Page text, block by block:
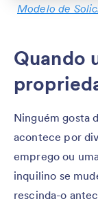
Modelo de
Quando
Ninguém gosta
acontece por
emprego ou
inquilino se
rescinda-o